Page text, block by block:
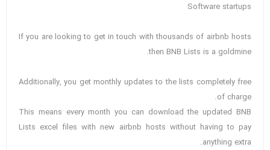
Software startups
If you are looking to get in touch with thousands of airbnb hosts
then BNB Lists is a goldmine.
Additionally, you get monthly updates to the lists completely free
of charge.
This means every month you can download the updated BNB
Lists excel files with new airbnb hosts without having to pay
anything extra.